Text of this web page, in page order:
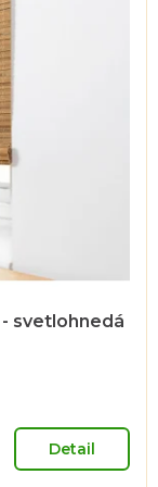
svetlohnedá
Detail